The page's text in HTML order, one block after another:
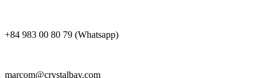
+84 983 00 80 79 (Whatsapp)
marcom@crystalbay.com